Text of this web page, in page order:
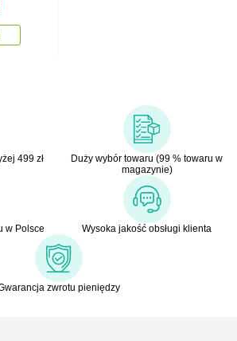
499 zł
Duży wybór towaru (99 % towaru w
magazynie)
w Polsce Wysoka jakość obsługi klienta
zwrotu pieniędzy